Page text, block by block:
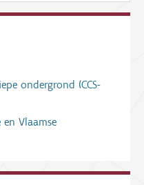
ondergrond (CCS-
Vlaamse